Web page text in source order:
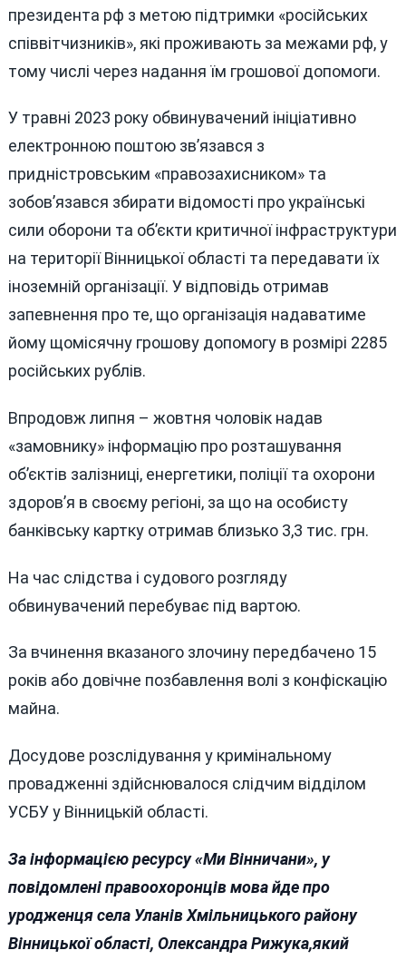
президента рф з метою підтримки «російських
співвітчизників», які проживають за межами рф, у
тому числі через надання їм грошової допомоги.
У травні 2023 року обвинувачений ініціативно
електронною поштою зв’язався з
придністровським «правозахисником» та
зобов’язався збирати відомості про українські
сили оборони та об’єкти критичної інфраструктури
на території Вінницької області та передавати їх
іноземній організації. У відповідь отримав
запевнення про те, що організація надаватиме
йому щомісячну грошову допомогу в розмірі 2285
російських рублів.
Впродовж липня – жовтня чоловік надав
«замовнику» інформацію про розташування
об’єктів залізниці, енергетики, поліції та охорони
здоров’я в своєму регіоні, за що на особисту
банківську картку отримав близько 3,3 тис. грн.
На час слідства і судового розгляду
обвинувачений перебуває під вартою.
За вчинення вказаного злочину передбачено 15
років або довічне позбавлення волі з конфіскацію
майна.
Досудове розслідування у кримінальному
провадженні здійснювалося слідчим відділом
УСБУ у Вінницькій області.
За інформацією ресурсу «Ми Вінничани», у
повідомлені правоохоронців мова йде про
уродженця села Уланів Хмільницького району
Вінницької області, Олександра Рижука,який